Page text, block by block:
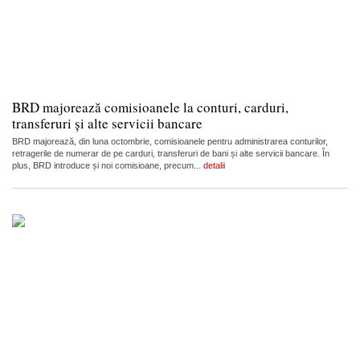
BRD majorează comisioanele la conturi, carduri,
transferuri și alte servicii bancare
BRD majorează, din luna octombrie, comisioanele pentru administrarea conturilor,
retragerile de numerar de pe carduri, transferuri de bani și alte servicii bancare. În
plus, BRD introduce și noi comisioane, precum... detalii